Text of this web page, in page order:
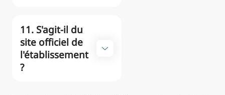
11. S'agit-il du
site officiel de
l'établissement
?